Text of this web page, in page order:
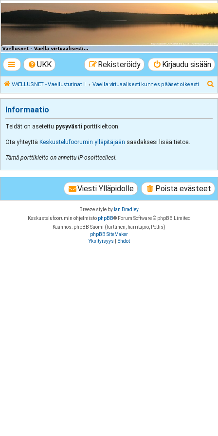
VAELLUSNET -
Vaellusturinat II
UKK Kirjaudu sisään
Rekisteröidy
VAELLUSNET - Vaellusturinat II Vaella virtuaalisesti kunnes pääset oikeasti
Informaatio
Teidät on asetettu pysyvästi porttikieltoon.
Ota yhteyttä Keskustelufoorumin ylläpitäjään saadaksesi lisää tietoa.
Tämä porttikielto on annettu IP-osoitteellesi.
Poista evästeet
Viesti Ylläpidolle
Breeze style by Ian Bradley
Keskustelufoorumin ohjelmisto phpBB® Forum Software © phpBB Limited
Käännös: phpBB Suomi (lurttinen, harritapio, Pettis)
phpBB SiteMaker
Yksityisyys
Ehdot